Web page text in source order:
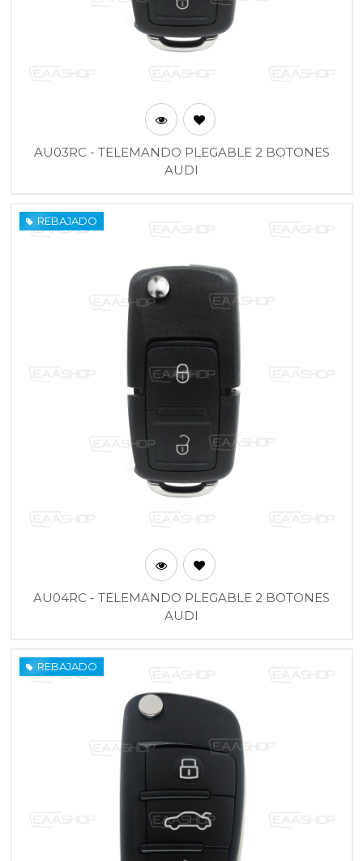
AU03RC - TELEMANDO PLEGABLE 2 BOTONES
AUDI
REBAJADO
AU04RC - TELEMANDO PLEGABLE 2 BOTONES
AUDI
REBAJADO